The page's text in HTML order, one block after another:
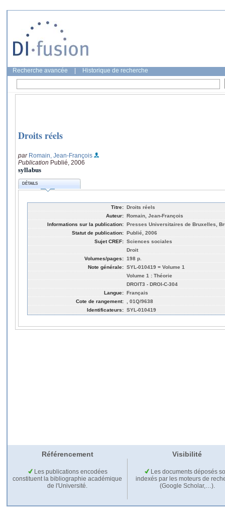
Recherche avancée Historique de recherche
Droits réels
par Romain, Jean-François
Publication Publié, 2006
syllabus
DÉTAILS
Titre: Droits réels
Auteur: Romain, Jean-François
Informations sur la publication: Presses Universitaires de Bruxelles,
Statut de publication: Publié, 2006
Sujet CREF: Sciences sociales
Droit
Volumes/pages: 198 p.
Note générale: SYL-010419 = Volume 1
Volume 1 : Théorie
DROIT3 - DROI-C-304
Langue: Français
Cote de rangement:
, 01Q/9638
Identificateurs: SYL-010419
Référencement Visibilité
Les publications encodées
constituent la bibliographie académique
de l'Université.
Les documents déposés
indexés par les moteurs de
(Google Scholar,…).